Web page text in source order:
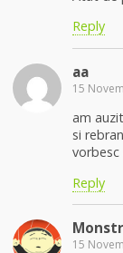
Reply
aa
15
am
si
vorbesc
Reply
15